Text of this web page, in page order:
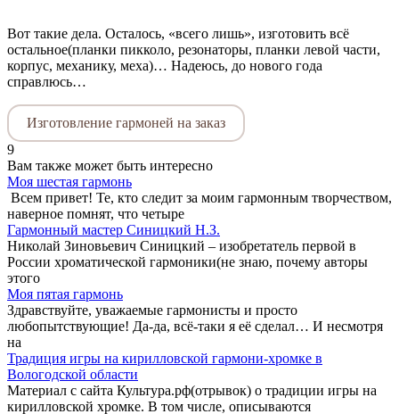
Вот такие дела. Осталось, «всего лишь», изготовить всё
остальное(планки пикколо, резонаторы, планки левой части,
корпус, механику, меха)… Надеюсь, до нового года
справлюсь…
Изготовление гармоней на заказ
9
Вам также может быть интересно
Моя шестая гармонь
Всем привет! Те, кто следит за моим гармонным творчеством,
наверное помнят, что четыре
Гармонный мастер Синицкий Н.З.
Николай Зиновьевич Синицкий – изобретатель первой в
России хроматической гармоники(не знаю, почему авторы
этого
Моя пятая гармонь
Здравствуйте, уважаемые гармонисты и просто
любопытствующие! Да-да, всё-таки я её сделал… И несмотря
на
Традиция игры на кирилловской гармони-хромке в
Вологодской области
Материал с сайта Культура.рф(отрывок) о традиции игры на
кирилловской хромке. В том числе, описываются